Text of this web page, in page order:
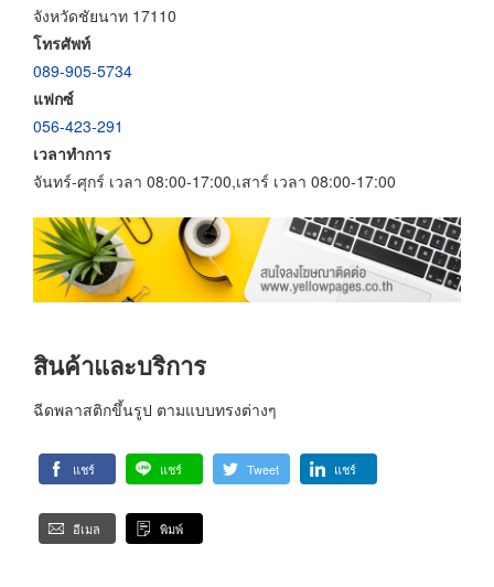
จังหวัดชัยนาท 17110
โทรศัพท์
089-905-5734
แฟกซ์
056-423-291
เวลาทำการ
จันทร์-ศุกร์ เวลา 08:00-17:00,เสาร์ เวลา 08:00-17:00
สินค้าและบริการ
ฉีดพลาสติกขึ้นรูป ตามแบบทรงต่างๆ
แชร์ แชร์ Tweet แชร์
อีเมล พิมพ์